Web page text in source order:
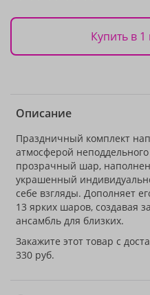
Купить в 1
Описание
Праздничный комплект
атмосферой
прозрачный шар,
украшенный
себе взгляды. Дополняет
13 ярких шаров, создавая
ансамбль для близких.
Закажите этот товар с
330 руб.